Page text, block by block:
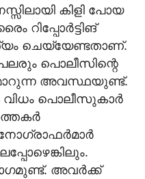
കിളി പോയ
റിപ്പോര്‍ട്ടിങ്
ചെയ്യേണ്ടതാണ്.
പലരും പൊലീസിന്റെ
മാറുന്ന അവസ്ഥയുണ്ട്.
പൊലീസുകാര്‍
അവര്‍ക്ക്